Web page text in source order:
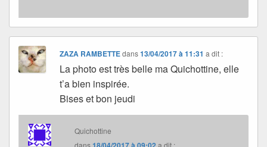
ZAZA RAMBETTEdans13/04/2017 à 11:31 a dit :
La photo est très belle ma Quichottine, elle
t’a bien inspirée.
Bises et bon jeudi
Quichottine
dans
a dit :